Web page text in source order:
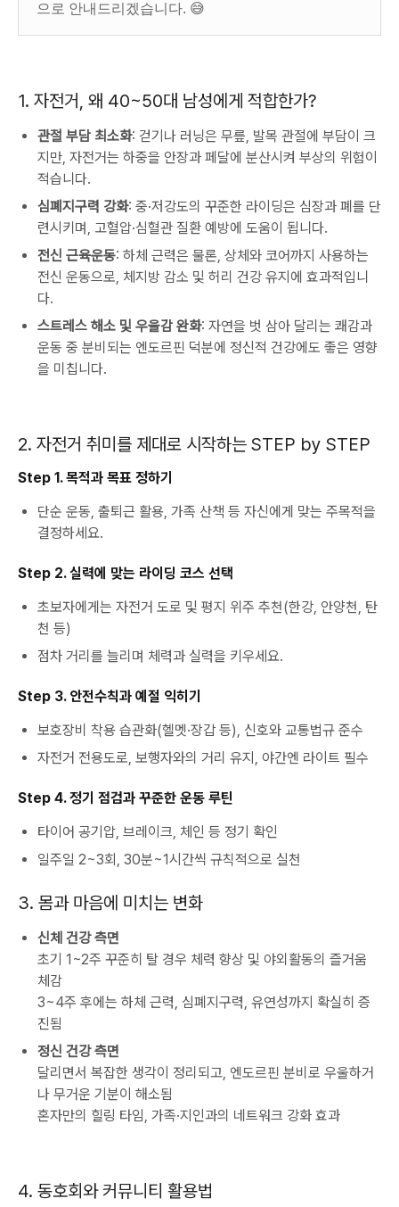
으로 안내드리겠습니다. 😅
1. 자전거, 왜 40~50대 남성에게 적합한가?
관절 부담 최소화: 걷기나 러닝은 무릎, 발목 관절에 부담이 크
지만, 자전거는 하중을 안장과 페달에 분산시켜 부상의 위험이
적습니다.
심폐지구력 강화: 중·저강도의 꾸준한 라이딩은 심장과 폐를 단
련시키며, 고혈압·심혈관 질환 예방에 도움이 됩니다.
전신 근육운동: 하체 근력은 물론, 상체와 코어까지 사용하는
전신 운동으로, 체지방 감소 및 허리 건강 유지에 효과적입니
다.
스트레스 해소 및 우울감 완화: 자연을 벗 삼아 달리는 쾌감과
운동 중 분비되는 엔도르핀 덕분에 정신적 건강에도 좋은 영향
을 미칩니다.
2. 자전거 취미를 제대로 시작하는 STEP by STEP
Step 1. 목적과 목표 정하기
단순 운동, 출퇴근 활용, 가족 산책 등 자신에게 맞는 주목적을
결정하세요.
Step 2. 실력에 맞는 라이딩 코스 선택
초보자에게는 자전거 도로 및 평지 위주 추천(한강, 안양천, 탄
천 등)
점차 거리를 늘리며 체력과 실력을 키우세요.
Step 3. 안전수칙과 예절 익히기
보호장비 착용 습관화(헬멧·장갑 등), 신호와 교통법규 준수
자전거 전용도로, 보행자와의 거리 유지, 야간엔 라이트 필수
Step 4. 정기 점검과 꾸준한 운동 루틴
타이어 공기압, 브레이크, 체인 등 정기 확인
일주일 2~3회, 30분~1시간씩 규칙적으로 실천
3. 몸과 마음에 미치는 변화
신체 건강 측면
초기 1~2주 꾸준히 탈 경우 체력 향상 및 야외활동의 즐거움
체감
3~4주 후에는 하체 근력, 심폐지구력, 유연성까지 확실히 증
진됨
정신 건강 측면
달리면서 복잡한 생각이 정리되고, 엔도르핀 분비로 우울하거
나 무거운 기분이 해소됨
혼자만의 힐링 타임, 가족·지인과의 네트워크 강화 효과
4. 동호회와 커뮤니티 활용법